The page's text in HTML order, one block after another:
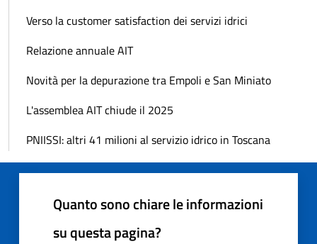
Verso la customer satisfaction dei servizi idrici
Relazione annuale AIT
Novità per la depurazione tra Empoli e San Miniato
L'assemblea AIT chiude il 2025
PNIISSI: altri 41 milioni al servizio idrico in Toscana
Quanto sono chiare le informazioni
su questa pagina?